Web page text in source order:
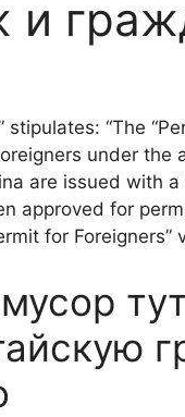
и
stipulates: “The
under the
are issued with
approved for
for Foreigners”